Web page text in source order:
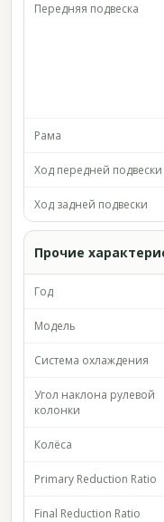
Передняя подвеска
Рама
Ход передней подвески
Ход задней подвески
Прочие
Год
Модель
Система охлаждения
Угол наклона рулевой
колонки
Колёса
Primary Reduction Ratio
Final Reduction Ratio